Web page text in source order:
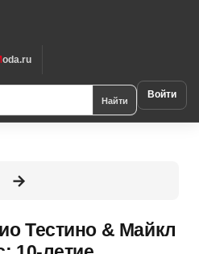
oda.ru
Найти Войти
Тестино & Майкл